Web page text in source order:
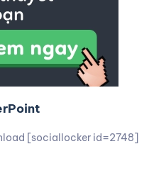
[sociallocker id=2748]